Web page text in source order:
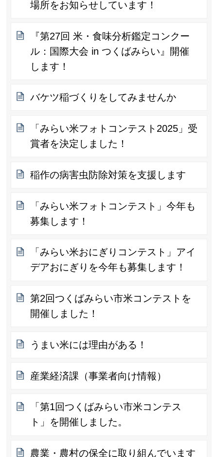
場所をお知らせしています！
『第27回 米・食味分析鑑定コンクー
ル：国際大会 in つくばみらい』開催
します！
バケツ稲づくりをしてみませんか
「みらい米フォトコンテスト2025」受
賞者を決定しました！
稲作の病害虫防除対策を支援します
「みらい米フォトコンテスト」今年も
募集します！
「みらい米おにぎりコンテスト」アイ
デアおにぎりを今年も募集します！
第2回つくばみらい市米コンテストを
開催しました！
うまい米には理由がある！
産業経済課（事業者向け情報）
「第1回つくばみらい市米コンテス
ト」を開催しました。
農業・農村の保全に取り組んでいます